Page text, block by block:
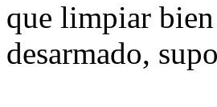
que limpiar
desarmado,